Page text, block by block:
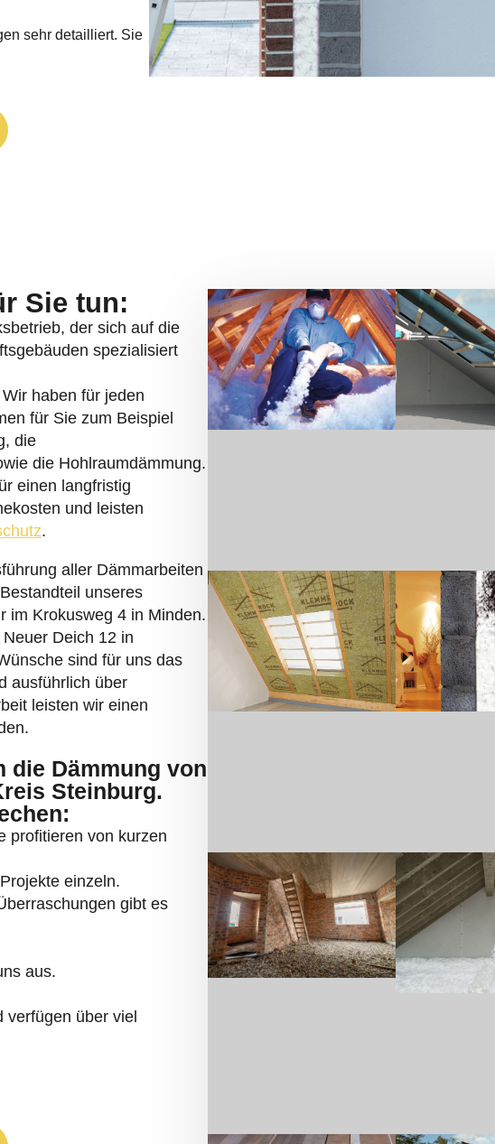
sehr detailliert. Sie
Sie tun:
der sich auf die
spezialisiert
haben für jeden
für Sie zum Beispiel
die
die Hohlraumdämmung.
einen langfristig
und leisten
.
aller Dämmarbeiten
unseres
im Krokusweg 4 in Minden.
Deich 12 in
sind für uns das
ausführlich über
leisten wir einen
die Dämmung von
Steinburg.
profitieren von kurzen
einzeln.
gibt es
aus.
verfügen über viel